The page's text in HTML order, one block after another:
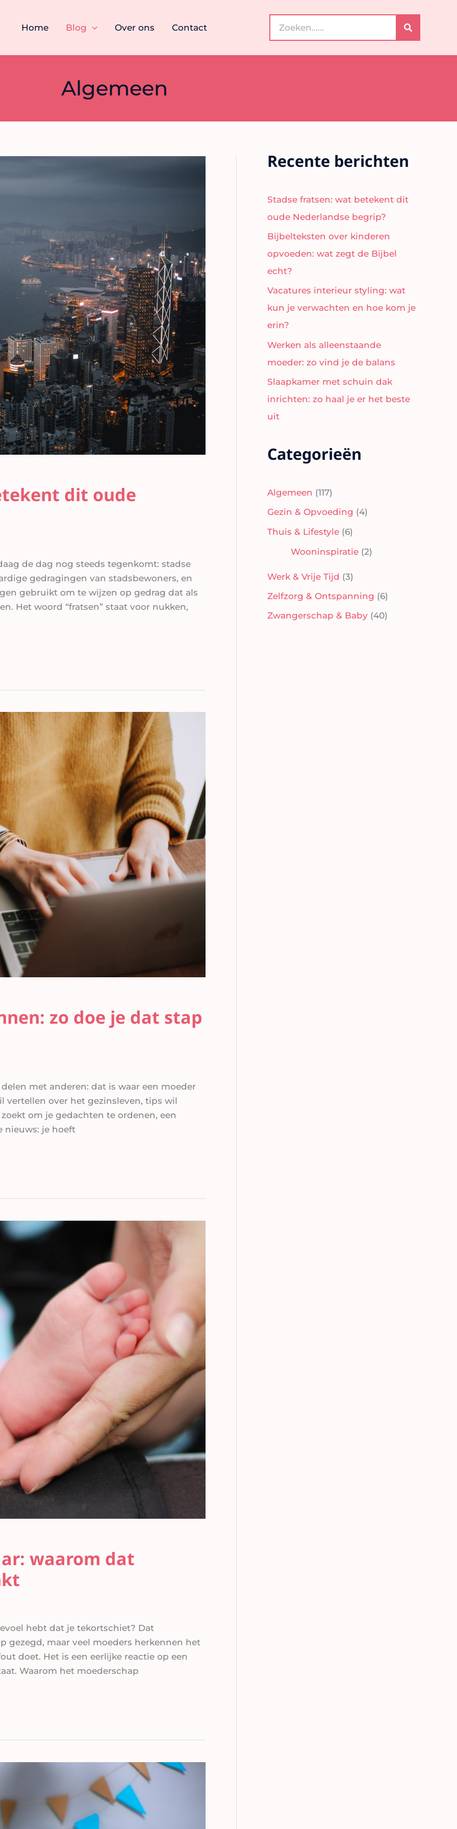
Home Blog Over ons Contact
for:
Algemeen
dit oude
de dag nog steeds tegenkomt: stadse
gedragingen van stadsbewoners, en
gebruikt om te wijzen op gedrag dat als
Het woord “fratsen” staat voor nukken,
zo doe je dat stap
met anderen: dat is waar een moeder
vertellen over het gezinsleven, tips wil
om je gedachten te ordenen, een
nieuws: je hoeft
waarom dat
hebt dat je tekortschiet? Dat
gezegd, maar veel moeders herkennen het
doet. Het is een eerlijke reactie op een
Waarom het moederschap
Recente berichten
Stadse fratsen: wat betekent dit
oude Nederlandse begrip?
Bijbelteksten over kinderen
opvoeden: wat zegt de Bijbel
echt?
Vacatures interieur styling: wat
kun je verwachten en hoe kom je
erin?
Werken als alleenstaande
moeder: zo vind je de balans
Slaapkamer met schuin dak
inrichten: zo haal je er het beste
uit
Categorieën
Algemeen (117)
Gezin & Opvoeding (4)
Thuis & Lifestyle (6)
Wooninspiratie(2)
Werk & Vrije Tijd (3)
Zelfzorg & Ontspanning (6)
Zwangerschap & Baby (40)